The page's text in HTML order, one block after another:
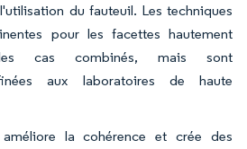
du fauteuil. Les techniques
pour les facettes hautement
cas combinés, mais sont
aux laboratoires de haute
la cohérence et crée des